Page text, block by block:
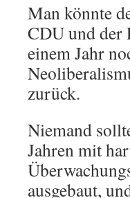
Man könnte
CDU und der
einem Jahr
zurück.
Niemand
Jahren mit
ausgebaut,